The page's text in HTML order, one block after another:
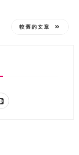
較舊的文章